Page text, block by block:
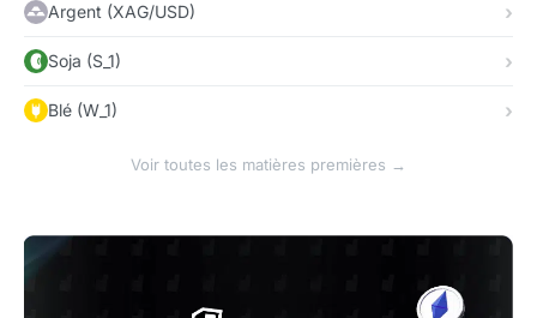
Argent (XAG/USD)
Soja (S_1)
Blé (W_1)
Voir toutes les matières premières →